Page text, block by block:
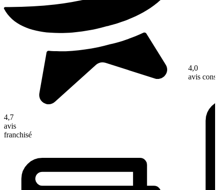
4,7
avis
franchisé
4,0
avis